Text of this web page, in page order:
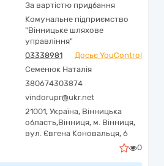
За вартістю придбання
Комунальне підприємство
"Вінницьке шляхове
управління"
03338981
Досьє YouControl
Семенюк Наталія
380674303874
vindorupr@ukr.net
21001, Україна, Вінницька
область,Вінниця, м. Вінниця,
вул. Євгена Коновальця, 6
0